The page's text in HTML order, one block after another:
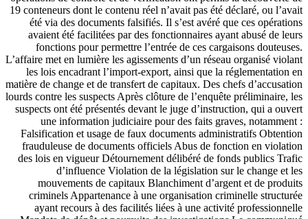
19 conteneurs dont le contenu réel n’avait pas été déclaré, ou l’avait
été via des documents falsifiés. Il s’est avéré que ces opérations
avaient été facilitées par des fonctionnaires ayant abusé de leurs
fonctions pour permettre l’entrée de ces cargaisons douteuses.
L’affaire met en lumière les agissements d’un réseau organisé violant
les lois encadrant l’import-export, ainsi que la réglementation en
matière de change et de transfert de capitaux. Des chefs d’accusation
lourds contre les suspects Après clôture de l’enquête préliminaire, les
suspects ont été présentés devant le juge d’instruction, qui a ouvert
une information judiciaire pour des faits graves, notamment :
Falsification et usage de faux documents administratifs Obtention
frauduleuse de documents officiels Abus de fonction en violation
des lois en vigueur Détournement délibéré de fonds publics Trafic
d’influence Violation de la législation sur le change et les
mouvements de capitaux Blanchiment d’argent et de produits
criminels Appartenance à une organisation criminelle structurée
ayant recours à des facilités liées à une activité professionnelle